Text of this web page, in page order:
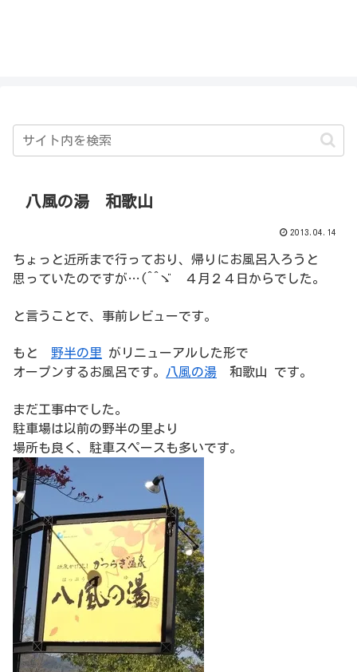
八風の湯 和歌山
2013.04.14
ちょっと近所まで行っており、帰りにお風呂入ろうと
思っていたのですが…(^^ゞ ４月２４日からでした。
と言うことで、事前レビューです。
もと 野半の里 がリニューアルした形で
オープンするお風呂です。
八風の湯 和歌山 です。
まだ工事中でした。
駐車場は以前の野半の里より
場所も良く、駐車スペースも多いです。